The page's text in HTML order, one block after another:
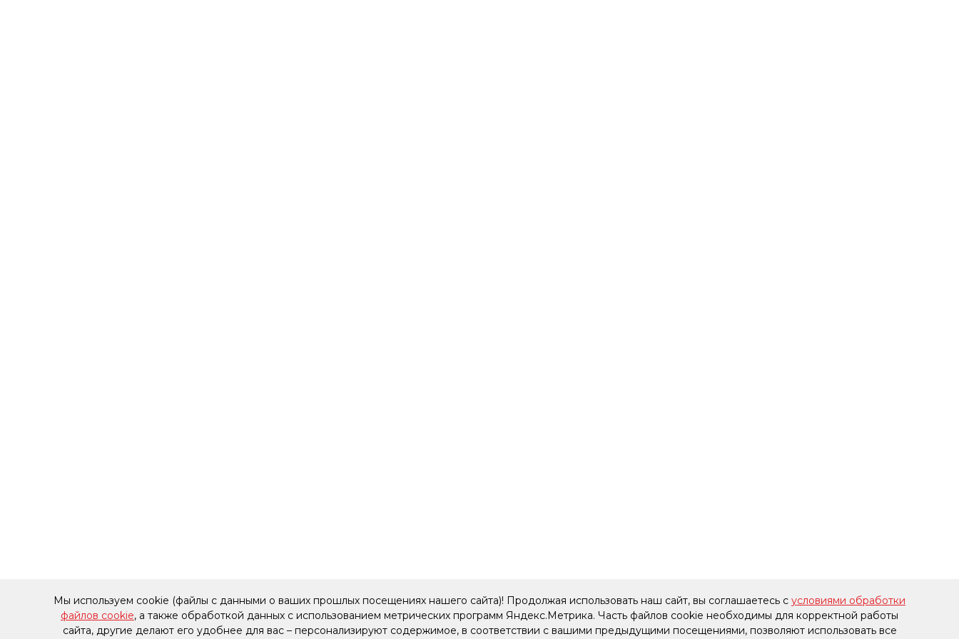
Мы используем cookie (файлы с данными о ваших прошлых посещениях нашего сайта)! Продолжая использовать наш сайт, вы соглашаетесь с условиями обработки
файлов cookie, а также обработкой данных с использованием метрических программ Яндекс.Метрика. Часть файлов cookie необходимы для корректной работы
сайта, другие делают его удобнее для вас – персонализируют содержимое, в соответствии с вашими предыдущими посещениями, позволяют использовать все